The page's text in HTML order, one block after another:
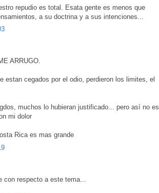
repudio es total. Esata gente es menos que
a su doctrina y a sus intenciones...
ARRUGO.
estan cegados por el odio, perdieron los limites, el
muchos lo hubieran justificado... pero así no es
mi dolor
Rica es mas grande
respecto a este tema...